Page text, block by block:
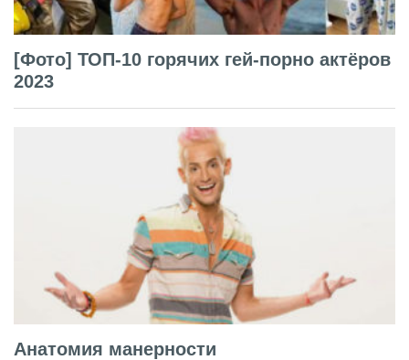
[Фото] ТОП-10 горячих гей-порно актёров
2023
Анатомия манерности